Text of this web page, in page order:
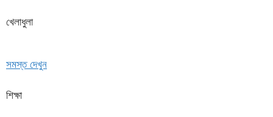
খেলাধুলা
সমস্ত দেখুন
শিক্ষা